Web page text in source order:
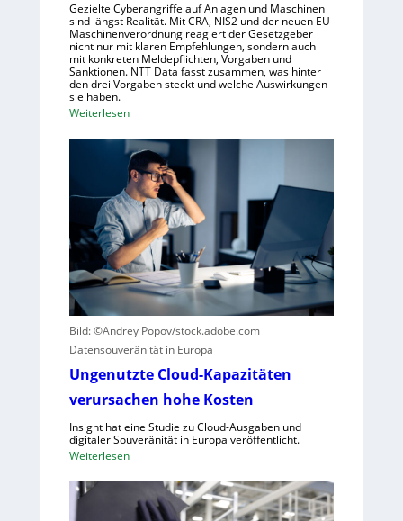
n
s
c
h
a
f
f
ü
r
R
o
b
o
t
i
k
e
g
r
n
d
e
t
Gezielte Cyberangriffe auf Anlagen und Maschinen
sind längst Realität. Mit CRA, NIS2 und der neuen EU-
Maschinenverordnung reagiert der Gesetzgeber
nicht nur mit klaren Empfehlungen, sondern auch
mit konkreten Meldepflichten, Vorgaben und
Sanktionen. NTT Data fasst zusammen, was hinter
den drei Vorgaben steckt und welche Auswirkungen
sie haben.
Weiterlesen:
i
n
k
u
r
z
e
r
B
l
i
c
k
a
f
C
Bild: ©Andrey Popov/stock.adobe.com
Datensouveränität in Europa
Ungenutzte Cloud-Kapazitäten
verursachen hohe Kosten
Insight hat eine Studie zu Cloud-Ausgaben und
digitaler Souveränität in Europa veröffentlicht.
Weiterlesen: